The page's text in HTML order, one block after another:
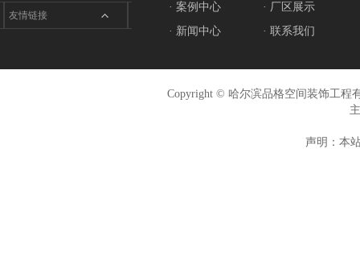
友情链接
· 案例中心
· 厂区展示
· 新闻中心
· 联系我们
Copyright © 哈尔滨品格空间装饰工程
声明：本